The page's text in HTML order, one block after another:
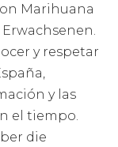
Marihuana
y respetar
y las
el tiempo.
die